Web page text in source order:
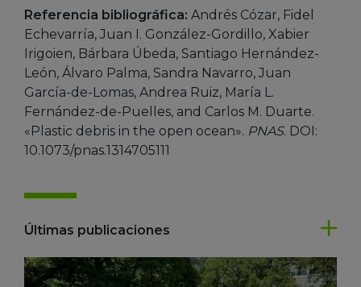
Referencia bibliográfica: Andrés Cózar, Fidel
Echevarría, Juan I. González-Gordillo, Xabier
Irigoien, Bárbara Úbeda, Santiago Hernández-
León, Álvaro Palma, Sandra Navarro, Juan
García-de-Lomas, Andrea Ruiz, María L.
Fernández-de-Puelles, and Carlos M. Duarte.
«Plastic debris in the open ocean». PNAS. DOI:
10.1073/pnas.1314705111
Últimas publicaciones